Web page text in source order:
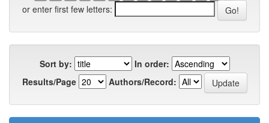
or enter first few letters:
Sort by:
In order:
Results/Page
Authors/Record: